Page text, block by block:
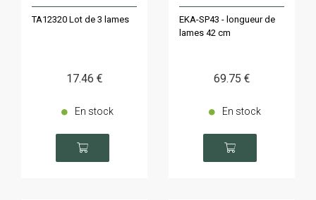
TA12320 Lot de 3 lames
17.46 €
En stock
EKA-SP43 - longueur de
lames 42 cm
69.75 €
En stock